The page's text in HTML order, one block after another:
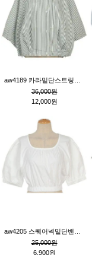
36,000원
12,000원
25,000원
6,900원